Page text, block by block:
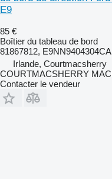
E9
85 €
Boîtier du tableau de bord
81867812, E9NN9404304CA
Irlande, Courtmacsherry
COURTMACSHERRY
Contacter le vendeur